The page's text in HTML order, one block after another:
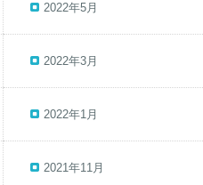
2022年5月
2022年3月
2022年1月
2021年11月